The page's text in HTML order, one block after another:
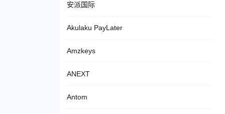
安派国际
Akulaku PayLater
Amzkeys
ANEXT
Antom